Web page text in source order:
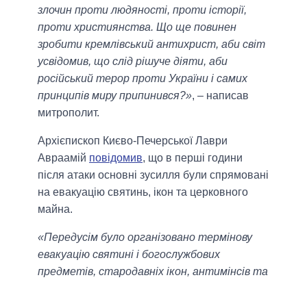
злочин проти людяності, проти історії,
проти християнства. Що ще повинен
зробити кремлівський антихрист, аби світ
усвідомив, що слід рішуче діяти, аби
російський терор проти України і самих
принципів миру припинився?», – написав
митрополит.
Архієпископ Києво-Печерської Лаври
Авраамій повідомив, що в перші години
після атаки основні зусилля були спрямовані
на евакуацію святинь, ікон та церковного
майна.
«Передусім було організовано термінову
евакуацію святині і богослужбових
предметів, стародавніх ікон, антимінсів та